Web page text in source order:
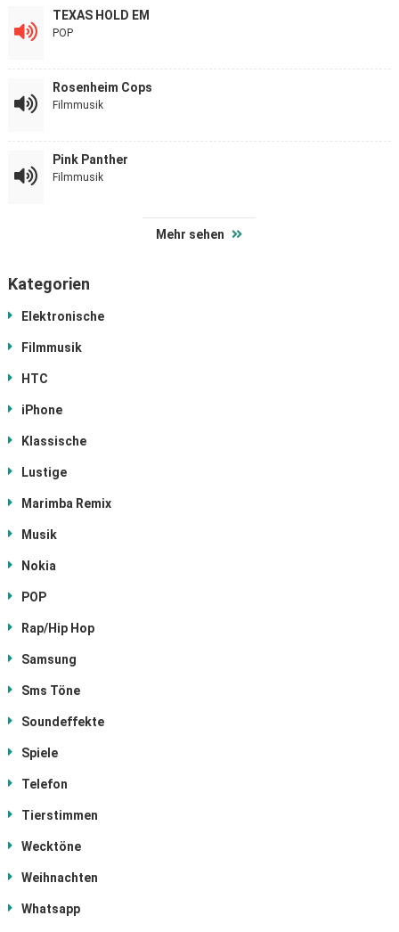
TEXAS HOLD EM
POP
Rosenheim Cops
Filmmusik
Pink Panther
Filmmusik
Mehr sehen
Kategorien
Elektronische
Filmmusik
HTC
iPhone
Klassische
Lustige
Marimba Remix
Musik
Nokia
POP
Rap/Hip Hop
Samsung
Sms Töne
Soundeffekte
Spiele
Telefon
Tierstimmen
Wecktöne
Weihnachten
Whatsapp